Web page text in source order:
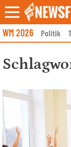
Skip
to
content
WM 2026 Politik